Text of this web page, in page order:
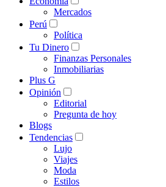
Mercados
Perú
Política
Tu Dinero
Finanzas Personales
Inmobiliarias
Plus G
Opinión
Editorial
Pregunta de hoy
Blogs
Tendencias
Lujo
Viajes
Moda
Estilos